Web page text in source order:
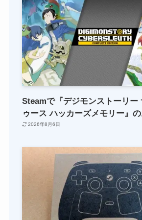
Steamで『デジモンストーリー
ゥース ハッカーズメモリー』
2026年8月6日